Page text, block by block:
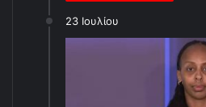
23 Ιουλίου